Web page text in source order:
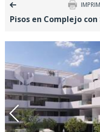
Pisos en Complejo